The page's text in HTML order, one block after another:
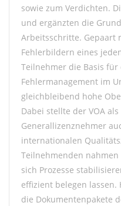
sowie zum Verdichten.
und ergänzten die
Arbeitsschritte. Gepaart
Fehlerbildern eines
Teilnehmer die Basis für
Fehlermanagement im
gleichbleibend hohe
Dabei stellte der VOA
Generallizenznehmer
internationalen
Teilnehmenden
sich Prozesse
effizient belegen
die Dokumentenpakete